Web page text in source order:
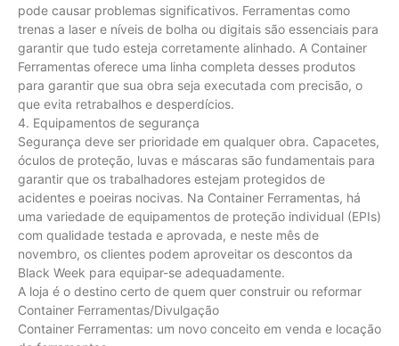
pode causar problemas significativos. Ferramentas como
trenas a laser e níveis de bolha ou digitais são essenciais para
garantir que tudo esteja corretamente alinhado. A Container
Ferramentas oferece uma linha completa desses produtos
para garantir que sua obra seja executada com precisão, o
que evita retrabalhos e desperdícios.
4. Equipamentos de segurança
Segurança deve ser prioridade em qualquer obra. Capacetes,
óculos de proteção, luvas e máscaras são fundamentais para
garantir que os trabalhadores estejam protegidos de
acidentes e poeiras nocivas. Na Container Ferramentas, há
uma variedade de equipamentos de proteção individual (EPIs)
com qualidade testada e aprovada, e neste mês de
novembro, os clientes podem aproveitar os descontos da
Black Week para equipar-se adequadamente.
A loja é o destino certo de quem quer construir ou reformar
Container Ferramentas/Divulgação
Container Ferramentas: um novo conceito em venda e locação